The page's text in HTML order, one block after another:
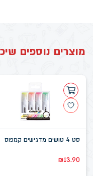
מוצרים נוספים
סט 4 טושים מדגישים קמפוס
₪13.90